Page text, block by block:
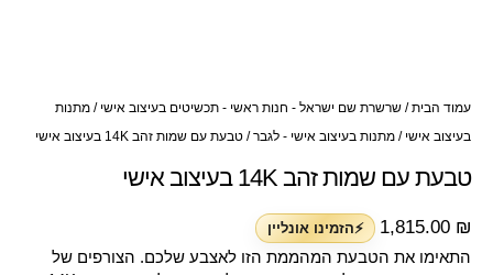
עמוד הבית/ שרשרת שם ישראל - חנות ראשי - תכשיטים בעיצוב אישי / מתנות
בעיצוב אישי / מתנות בעיצוב אישי - לגבר/ טבעת עם שמות זהב 14K בעיצוב אישי
טבעת עם שמות זהב 14K בעיצוב אישי
1,815.00 ₪ ⚡הזמינו אונליין
התאימו את הטבעת המהממת הזו לאצבע שלכם. הצורפים של